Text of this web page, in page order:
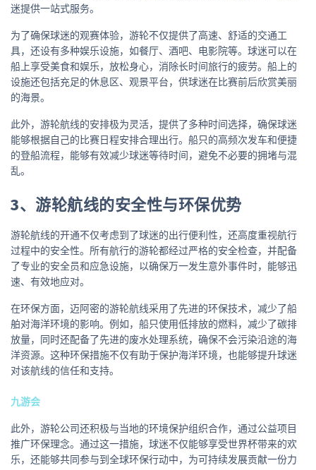
迷提供一站式服务。
为了确保球迷的观赛体验，游轮不仅提供了高速、舒适的交通工
具，还设有多种娱乐设施，如餐厅、酒吧、电影院等。球迷可以在
船上享受美食和娱乐，放松身心，消除长时间旅行的疲劳。船上的
设施还包括充足的休息区、观景平台，供球迷在比赛前后欣赏美丽
的海景。
此外，游轮航线的安排极为灵活，提供了多种时间选择，确保球迷
能够根据自己的比赛日程安排合理出行。船只的高频次发车和便捷
的登船流程，能够有效减少球迷等待时间，避免不必要的拥堵与混
乱。
3、游轮航线的安全性与环保优势
游轮航线的开通不仅考虑到了球迷的出行便利性，还高度重视航行
过程中的安全性。所有航行的游轮都经过严格的安全检查，并配备
了专业的安全员和应急设施，以确保万一发生意外事件时，能够迅
速、有效地应对。
在环保方面，迈阿密的游轮航线采用了先进的环保技术，减少了船
舶对海洋环境的影响。例如，船只使用低排放的燃料，减少了碳排
放量，同时还配备了先进的废水处理系统，确保不会污染沿途的海
洋资源。这种环保措施不仅有助于保护海洋环境，也能够提升球迷
对该航线的信任和支持。
九游会
此外，游轮公司还积极与当地的环境保护组织合作，通过公益项目
推广环保理念。通过这一措施，球迷不仅能够享受世界杯带来的欢
乐，还能够共同参与到全球环保行动中，为可持续发展贡献一份力